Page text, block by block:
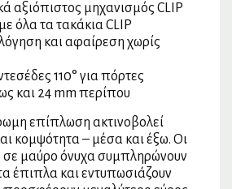
αξιόπιστος μηχανισμός CLIP
όλα τα τακάκια CLIP
και αφαίρεση χωρίς
110° για πόρτες
και 24 mm περίπου
επίπλωση ακτινοβολεί
κομψότητα – μέσα και έξω. Οι
σε μαύρο όνυχα συμπληρώνουν
έπιπλα και εντυπωσιάζουν